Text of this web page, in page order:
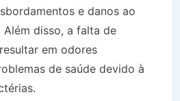
e danos ao
disso, a falta de
em odores
de saúde devido à